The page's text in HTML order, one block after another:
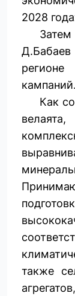
2028
кампаний.
Как
также